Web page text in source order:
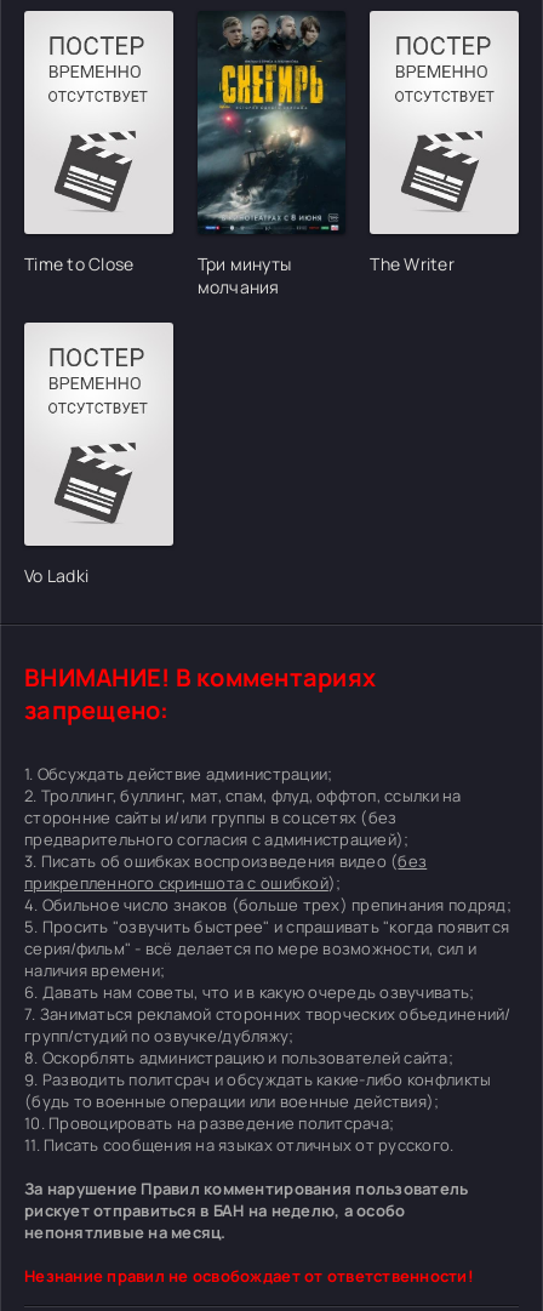
Time to Close
Три минуты
молчания
The Writer
Vo Ladki
ВНИМАНИЕ! В комментариях
запрещено:
1. Обсуждать действие администрации;
2. Троллинг, буллинг, мат, спам, флуд, оффтоп, ссылки на
сторонние сайты и/или группы в соцсетях (без
предварительного согласия с администрацией);
3. Писать об ошибках воспроизведения видео (без
прикрепленного скриншота с ошибкой);
4. Обильное число знаков (больше трех) препинания подряд;
5. Просить "озвучить быстрее" и спрашивать "когда появится
серия/фильм" - всё делается по мере возможности, сил и
наличия времени;
6. Давать нам советы, что и в какую очередь озвучивать;
7. Заниматься рекламой сторонних творческих объединений/
групп/студий по озвучке/дубляжу;
8. Оскорблять администрацию и пользователей сайта;
9. Разводить политсрач и обсуждать какие-либо конфликты
(будь то военные операции или военные действия);
10. Провоцировать на разведение политсрача;
11. Писать сообщения на языках отличных от русского.
За нарушение Правил комментирования пользователь
рискует отправиться в БАН на неделю, а особо
непонятливые на месяц.
Незнание правил не освобождает от ответственности!